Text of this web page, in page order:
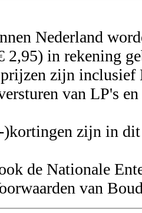
Nederland
2,95) in rekening
zijn inclusief
van LP's
)kortingen zijn in
de Nationale
van